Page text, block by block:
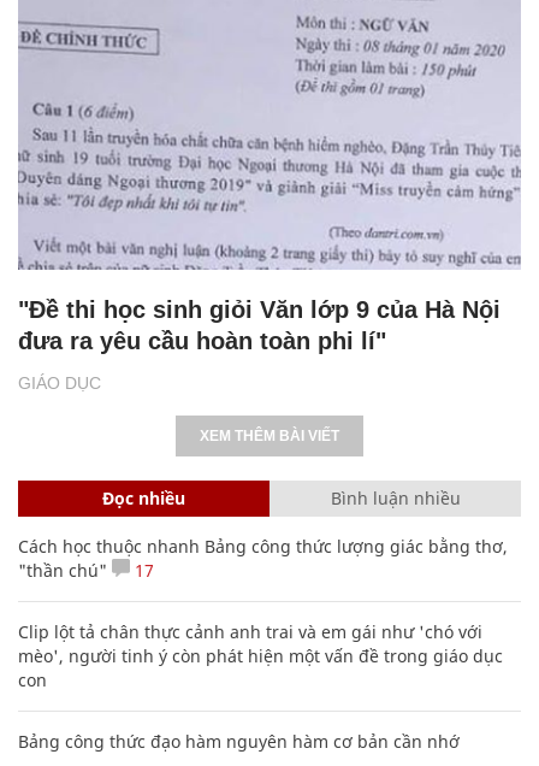
GIÁO DỤC
"Đề thi học sinh giỏi Văn lớp 9 của Hà Nội
đưa ra yêu cầu hoàn toàn phi lí"
XEM THÊM BÀI VIẾT
Đọc nhiều Bình luận nhiều
Cách học thuộc nhanh Bảng công thức lượng giác bằng thơ,
"thần chú"
17
Clip lột tả chân thực cảnh anh trai và em gái như 'chó với
mèo', người tinh ý còn phát hiện một vấn đề trong giáo dục
con
Bảng công thức đạo hàm nguyên hàm cơ bản cần nhớ